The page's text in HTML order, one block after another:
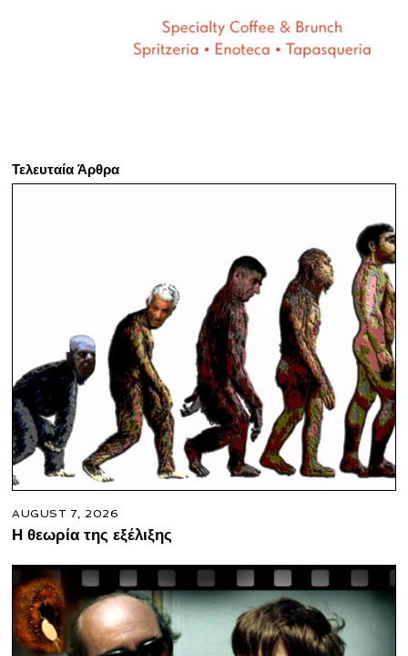
Τελευταία Άρθρα
AUGUST 7, 2026
Η θεωρία της εξέλιξης